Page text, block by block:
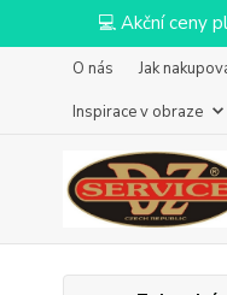
💻 Akční ceny
O nás Jak
Inspirace v obraze